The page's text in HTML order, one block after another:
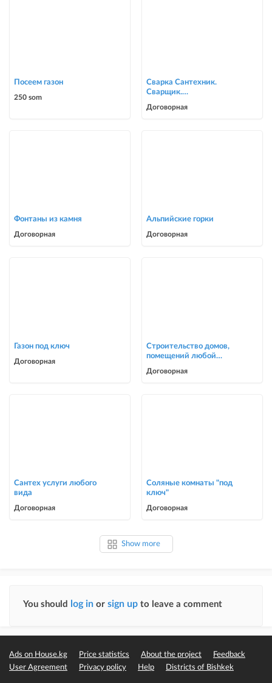
Посеем газон
250 som
Сварка Сантехник.
Сварщик.
сварочные работы в Биш
Договорная
Фонтаны из камня
Договорная
Альпийские горки
Договорная
Газон под ключ
Договорная
Строительство домов,
помещений любой
Договорная
Сантех услуги любого
вида
Договорная
Соляные комнаты "под
ключ"
Договорная
Show more
You should log in or sign up to leave a comment
Ads on House.kg Price statistics About the project
Feedback
User Agreement
Privacy policy Help Districts of Bishkek